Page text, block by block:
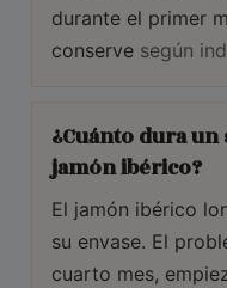
durante el primer
conserve según
¿Cuánto dura
jamón ibérico?
El jamón ibérico
su envase. El
cuarto mes,